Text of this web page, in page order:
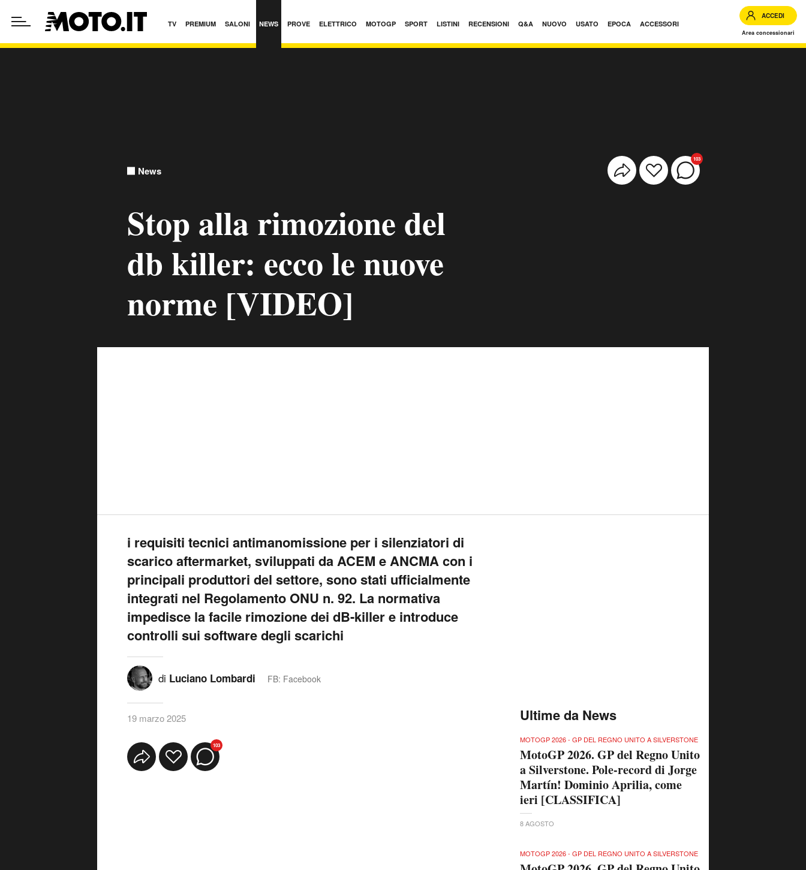
TV PREMIUM SALONI NEWS PROVE ELETTRICO MOTOGP SPORT LISTINI RECENSIONI Q&A NUOVO USATO EPOCA ACCESSORI
ACCEDI
Area concessionari
News
Stop alla rimozione del
db killer: ecco le nuove
norme [VIDEO]
103
i requisiti tecnici antimanomissione per i silenziatori di
scarico aftermarket, sviluppati da ACEM e ANCMA con i
principali produttori del settore, sono stati ufficialmente
integrati nel Regolamento ONU n. 92. La normativa
impedisce la facile rimozione dei dB-killer e introduce
controlli sui software degli scarichi
di Luciano Lombardi FB: Facebook
19 marzo 2025
103
Ultime da News
MOTOGP 2026 - GP DEL REGNO UNITO A SILVERSTONE
MotoGP 2026. GP del Regno Unito
a Silverstone. Pole-record di Jorge
Martín! Dominio Aprilia, come
ieri [CLASSIFICA]
8 AGOSTO
MOTOGP 2026 - GP DEL REGNO UNITO A SILVERSTONE